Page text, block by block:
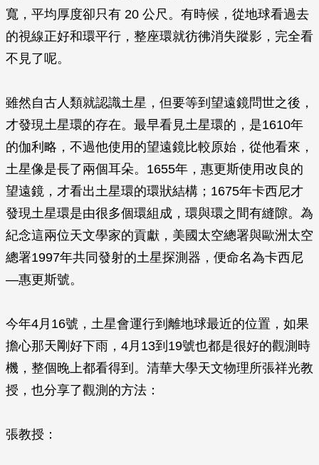
寬，平均厚度卻只有 20 公尺。有時候，從地球看過去
的視線正好和環平行，整座環就彷彿消失蹤影，完全看
不見了呢。
雖然自古人類就認識土星，但要等到望遠鏡問世之後，
才發現土星環的存在。最早看見土星環的，是1610年
的伽利略，不過他使用的望遠鏡比較原始，從他看來，
土星像是長了兩個耳朵。1655年，惠更斯使用改良的
望遠鏡，才看出土星環的環狀結構；1675年卡西尼才
發現土星環是由很多個環組成，環與環之間有縫隙。為
紀念這兩位天文學家的貢獻，美國太空總署與歐洲太空
總署1997年共同發射的土星探測器，便命名為卡西尼
—惠更斯號。
今年4月16號，土星會運行到離地球最近的位置，如果
擔心那天剛好下雨，4月13到19號也都是很好的觀測時
機，整個晚上都看得到。清華大學天文物理所張祥光教
授，也分享了觀測的方法：
張教授：